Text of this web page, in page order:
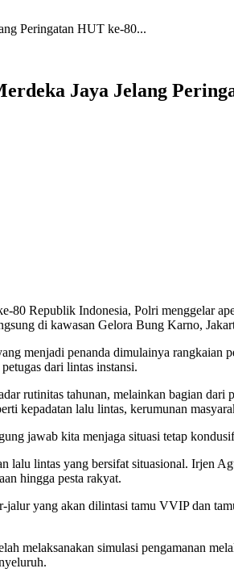
Peringatan HUT ke-80...
Jaya Jelang
Republik Indonesia, Polri menggelar
di kawasan Gelora Bung Karno,
menjadi penanda dimulainya
dari lintas instansi.
rutinitas tahunan, melainkan bagian dari
kepadatan lalu lintas, kerumunan
jawab kita menjaga situasi tetap
lalu lintas yang bersifat situasional. Irjen
hingga pesta rakyat.
yang akan dilintasi tamu VVIP dan
melaksanakan simulasi pengamanan